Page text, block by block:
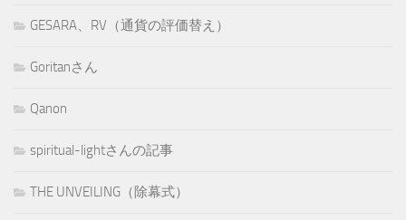
GESARA、RV（通貨の評価替え）
Goritanさん
Qanon
spiritual-lightさんの記事
THE UNVEILING（除幕式）